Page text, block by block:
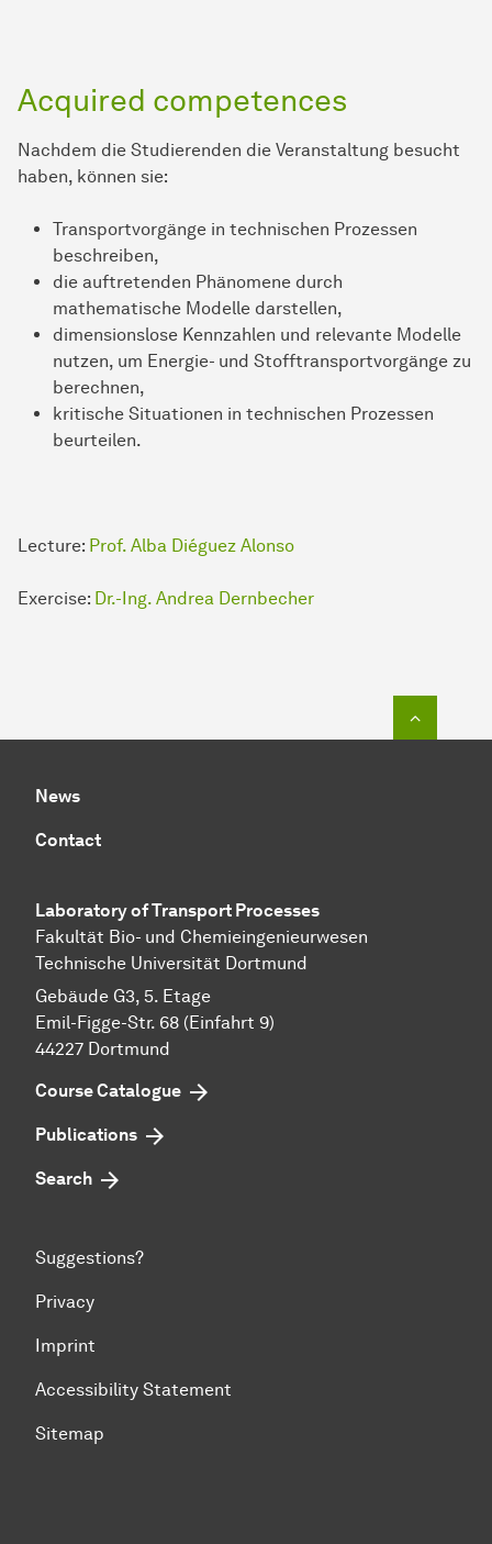
Acquired competences
Nachdem die Studierenden die Veranstaltung besucht
haben, können sie:
Transportvorgänge in technischen Prozessen
beschreiben,
die auftretenden Phänomene durch
mathematische Modelle darstellen,
dimensionslose Kennzahlen und relevante Modelle
nutzen, um Energie- und Stofftransportvorgänge zu
berechnen,
kritische Situationen in technischen Prozessen
beurteilen.
Lecture: Prof. Alba Diéguez Alonso
Exercise: Dr.-Ing. Andrea Dernbecher
News
Contact
Laboratory of Transport Processes
Fakultät Bio- und Chemieingenieurwesen
Technische Universität Dortmund
Gebäude G3, 5. Etage
Emil-Figge-Str. 68 (Einfahrt 9)
44227 Dort­mund
Course Catalogue
Publications
Search
Suggestions?
Privacy
Imprint
Accessibility Statement
Sitemap